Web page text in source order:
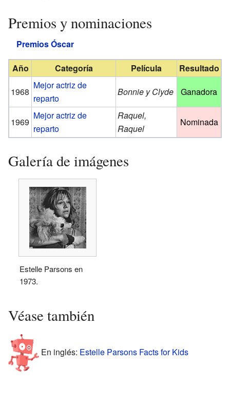
Premios y nominaciones
Premios Óscar
Año Categoría Película
Resultado
1968
Mejor actriz de
reparto
Bonnie y Clyde Ganadora
1969
Mejor actriz de
reparto
Raquel,
Raquel
Nominada
Galería de imágenes
Estelle Parsons en
1973.
Véase también
En inglés: Estelle Parsons Facts for Kids